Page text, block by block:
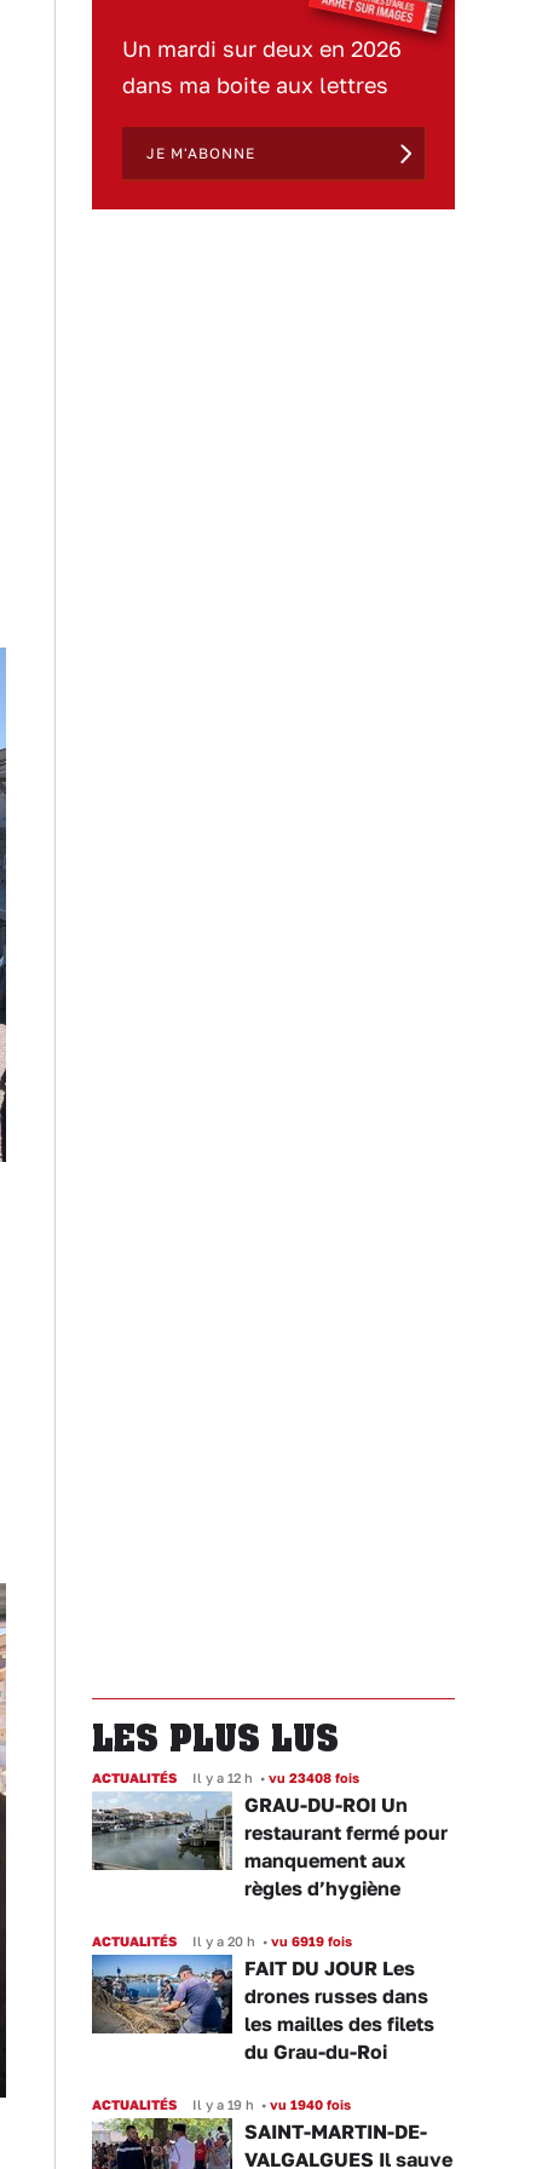
Un mardi sur deux en 2026
dans ma boite aux lettres
JE M'ABONNE
LES PLUS LUS
ACTUALITÉS Il y a 12 h • vu 23408 fois
GRAU-DU-ROI Un
restaurant fermé pour
manquement aux
règles d’hygiène
ACTUALITÉS Il y a 20 h • vu 6919 fois
FAIT DU JOUR Les
drones russes dans
les mailles des filets
du Grau-du-Roi
ACTUALITÉS Il y a 19 h • vu 1940 fois
SAINT-MARTIN-DE-
VALGALGUES Il sauve